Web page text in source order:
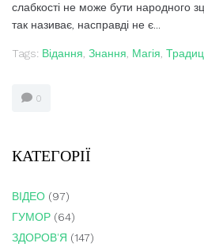
слабкості не може бути народного
так називає, насправді не є...
Tags: Відання, Знання, Магія,
0
КАТЕГОРІЇ
ВІДЕО (97)
ГУМОР (64)
ЗДОРОВ'Я (147)